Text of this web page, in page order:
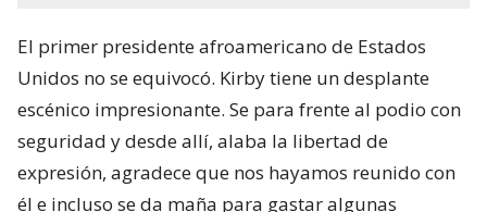
El primer presidente afroamericano de Estados
Unidos no se equivocó. Kirby tiene un desplante
escénico impresionante. Se para frente al podio con
seguridad y desde allí, alaba la libertad de
expresión, agradece que nos hayamos reunido con
él e incluso se da maña para gastar algunas